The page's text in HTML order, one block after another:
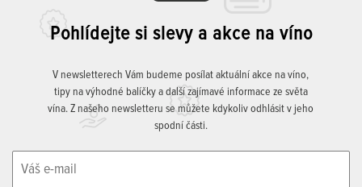
Pohlídejte si slevy a akce na víno
V newsletterech Vám budeme posílat aktuální akce na víno,
tipy na výhodné balíčky a další zajímavé informace ze světa
vína. Z našeho newsletteru se můžete kdykoliv odhlásit v jeho
spodní části.